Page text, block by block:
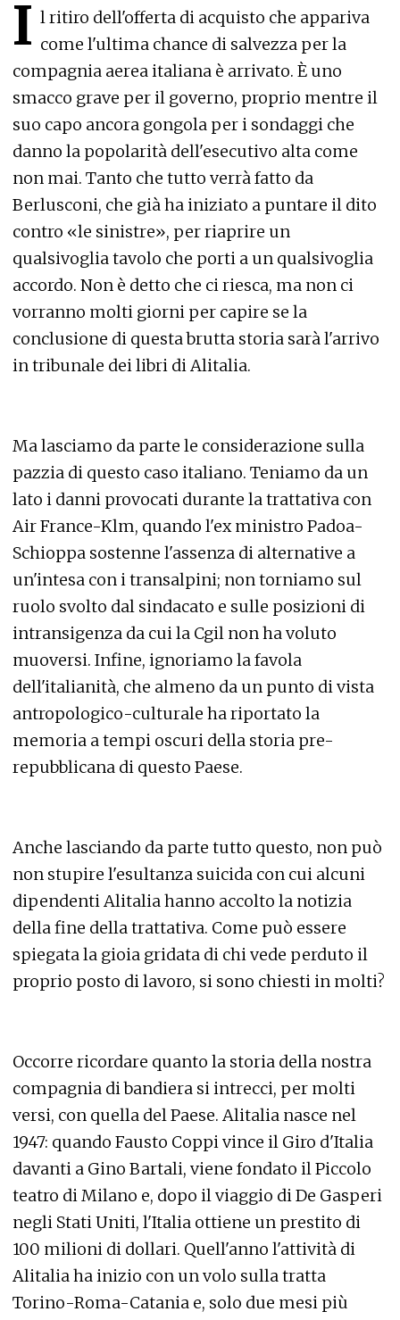
I l ritiro dell'offerta di acquisto che appariva
come l'ultima chance di salvezza per la
compagnia aerea italiana è arrivato. È uno
smacco grave per il governo, proprio mentre il
suo capo ancora gongola per i sondaggi che
danno la popolarità dell'esecutivo alta come
non mai. Tanto che tutto verrà fatto da
Berlusconi, che già ha iniziato a puntare il dito
contro «le sinistre», per riaprire un
qualsivoglia tavolo che porti a un qualsivoglia
accordo. Non è detto che ci riesca, ma non ci
vorranno molti giorni per capire se la
conclusione di questa brutta storia sarà l'arrivo
in tribunale dei libri di Alitalia.
Ma lasciamo da parte le considerazione sulla
pazzia di questo caso italiano. Teniamo da un
lato i danni provocati durante la trattativa con
Air France-Klm, quando l'ex ministro Padoa-
Schioppa sostenne l'assenza di alternative a
un'intesa con i transalpini; non torniamo sul
ruolo svolto dal sindacato e sulle posizioni di
intransigenza da cui la Cgil non ha voluto
muoversi. Infine, ignoriamo la favola
dell'italianità, che almeno da un punto di vista
antropologico-culturale ha riportato la
memoria a tempi oscuri della storia pre-
repubblicana di questo Paese.
Anche lasciando da parte tutto questo, non può
non stupire l'esultanza suicida con cui alcuni
dipendenti Alitalia hanno accolto la notizia
della fine della trattativa. Come può essere
spiegata la gioia gridata di chi vede perduto il
proprio posto di lavoro, si sono chiesti in molti?
Occorre ricordare quanto la storia della nostra
compagnia di bandiera si intrecci, per molti
versi, con quella del Paese. Alitalia nasce nel
1947: quando Fausto Coppi vince il Giro d'Italia
davanti a Gino Bartali, viene fondato il Piccolo
teatro di Milano e, dopo il viaggio di De Gasperi
negli Stati Uniti, l'Italia ottiene un prestito di
100 milioni di dollari. Quell'anno l'attività di
Alitalia ha inizio con un volo sulla tratta
Torino-Roma-Catania e, solo due mesi più